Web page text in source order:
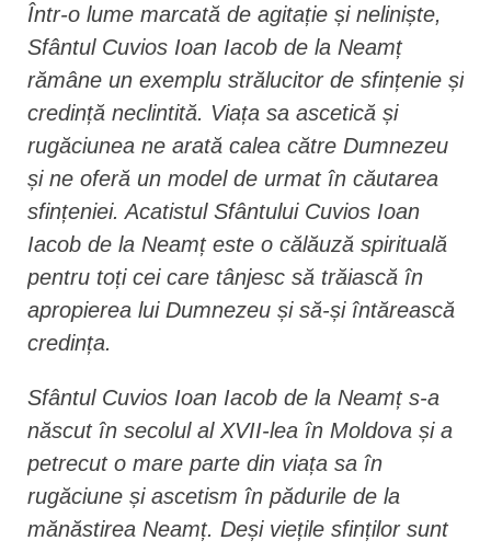
Într-o lume marcată de agitație și neliniște,
Sfântul Cuvios Ioan Iacob de la Neamț
rămâne un exemplu strălucitor de sfințenie și
credință neclintită. Viața sa ascetică și
rugăciunea ne arată calea către Dumnezeu
și ne oferă un model de urmat în căutarea
sfințeniei. Acatistul Sfântului Cuvios Ioan
Iacob de la Neamț este o călăuză spirituală
pentru toți cei care tânjesc să trăiască în
apropierea lui Dumnezeu și să-și întărească
credința.
Sfântul Cuvios Ioan Iacob de la Neamț s-a
născut în secolul al XVII-lea în Moldova și a
petrecut o mare parte din viața sa în
rugăciune și ascetism în pădurile de la
mănăstirea Neamț. Deși viețile sfinților sunt